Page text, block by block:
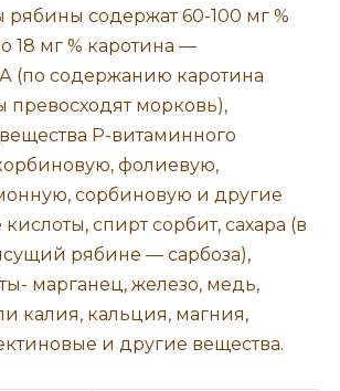
содержат 60-100 мг %
18 мг % каротина —
(по содержанию каротина
морковь),
Р-витаминного
фолиевую,
сорбиновую и другие
спирт сорбит, сахара (в
рябине — сарбоза),
марганец, железо, медь,
калия, кальция, магния,
и другие вещества.